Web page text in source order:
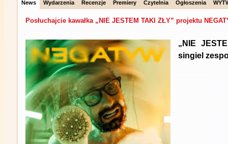
News Wydarzenia Recenzje Premiery Czytelnia Ogłoszenia
Posłuchajcie kawałka „NIE JESTEM TAKI ZŁY” projektu
„NIE
singiel